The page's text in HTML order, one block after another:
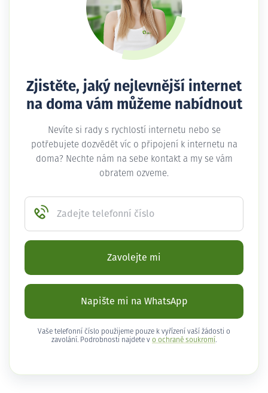
Zjistěte, jaký nejlevnější internet
na doma vám můžeme nabídnout
Nevíte si rady s rychlostí internetu nebo se
potřebujete dozvědět víc o připojení k internetu na
doma? Nechte nám na sebe kontakt a my se vám
obratem ozveme.
Zadejte telefonní číslo
Zavolejte mi
Napište mi na WhatsApp
Vaše telefonní číslo použijeme pouze k vyřízení vaší žádosti o
zavolání. Podrobnosti najdete v o ochraně soukromí .